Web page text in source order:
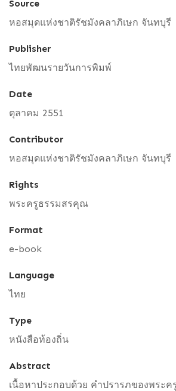
Source
หอสมุดแห่งชาติรัชมังคลาภิเษก จันทบุรี
Publisher
ไทยพัฒนรายวันการพิมพ์
Date
ตุลาคม 2551
Contributor
หอสมุดแห่งชาติรัชมังคลาภิเษก จันทบุรี
Rights
พระครูธรรมสรคุณ
Format
e-book
Language
ไทย
Type
หนังสือท้องถิ่น
Abstract
เนื้อหาประกอบด้วย คำปรารภของพระ